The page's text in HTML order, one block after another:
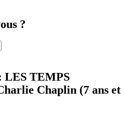
?
LES TEMPS
Chaplin (7 ans et